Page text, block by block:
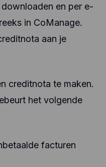
en per e-
in CoManage.
aan je
creditnota te maken.
het volgende
facturen